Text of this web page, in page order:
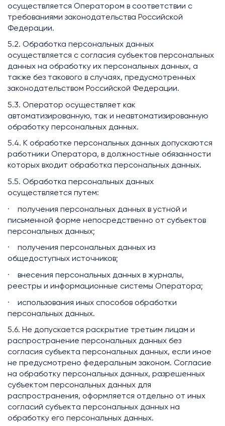
осуществляется Оператором в соответствии с
требованиями законодательства Российской
Федерации.
5.2. Обработка персональных данных
осуществляется с согласия субъектов персональных
данных на обработку их персональных данных, а
также без такового в случаях, предусмотренных
законодательством Российской Федерации.
5.3. Оператор осуществляет как
автоматизированную, так и неавтоматизированную
обработку персональных данных.
5.4. К обработке персональных данных допускаются
работники Оператора, в должностные обязанности
которых входит обработка персональных данных.
5.5. Обработка персональных данных
осуществляется путем:
· получения персональных данных в устной и
письменной форме непосредственно от субъектов
персональных данных;
· получения персональных данных из
общедоступных источников;
· внесения персональных данных в журналы,
реестры и информационные системы Оператора;
· использования иных способов обработки
персональных данных.
5.6. Не допускается раскрытие третьим лицам и
распространение персональных данных без
согласия субъекта персональных данных, если иное
не предусмотрено федеральным законом. Согласие
на обработку персональных данных, разрешенных
субъектом персональных данных для
распространения, оформляется отдельно от иных
согласий субъекта персональных данных на
обработку его персональных данных.